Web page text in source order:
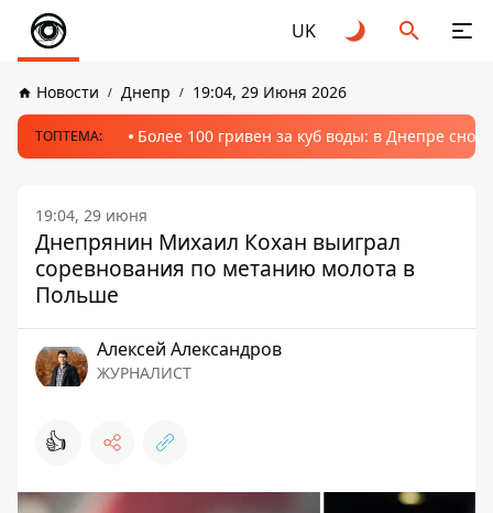
UK
Новости Днепр 19:04, 29 Июня 2026
ТОПТЕМА: Более 100 гривен за куб воды: в Днепре
19:04, 29 июня
Днепрянин Михаил Кохан выиграл
соревнования по метанию молота в
Польше
Алексей Александров
ЖУРНАЛИСТ
👍